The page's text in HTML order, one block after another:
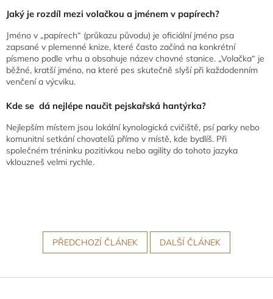
Jaký je rozdíl mezi volačkou a jménem v papírech?
Jméno v „papírech“ (průkazu původu) je oficiální jméno psa
zapsané v plemenné knize, které často začíná na konkrétní
písmeno podle vrhu a obsahuje název chovné stanice. „Volačka“ je
běžné, kratší jméno, na které pes skutečně slyší při každodenním
venčení a výcviku.
Kde se dá nejlépe naučit pejskařská hantýrka?
Nejlepším místem jsou lokální kynologická cvičiště, psí parky nebo
komunitní setkání chovatelů přímo v místě, kde bydlíš. Při
společném tréninku pozitivkou nebo agility do tohoto jazyka
vklouzneš velmi rychle.
PŘEDCHOZÍ ČLÁNEK DALŠÍ ČLÁNEK